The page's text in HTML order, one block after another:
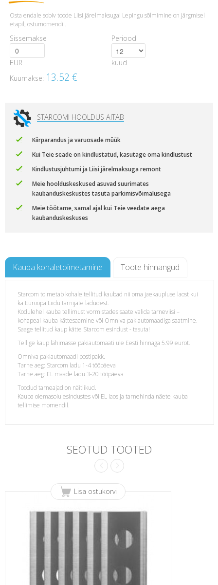
Osta endale sobiv toode Liisi järelmaksuga! Lepingu sõlmimine on järgmisel
etapil, ostumomendil.
Sissemakse
EUR
Periood
kuud
Kuumakse: 13.52 €
STARCOMI HOOLDUS AITAB
Kiirparandus ja varuosade müük
Kui Teie seade on kindlustatud, kasutage oma kindlustust
Kindlustusjuhtumi ja Liisi järelmaksuga remont
Meie hoolduskeskused asuvad suurimates
kaubanduskeskustes tasuta parkimisvõimalusega
Meie töötame, samal ajal kui Teie veedate aega
kaubanduskeskuses
Kauba kohaletoimetamine Toote hinnangud
Starcom toimetab kohale tellitud kaubad nii oma jaekaupluse laost kui
ka Euroopa Liidu tarnijate ladudest.
Kodulehel kauba tellimust vormistades saate valida tarneviisi –
kohapeal kauba kättesaamine või Omniva pakiautomaadiga saatmine.
Saage tellitud kaup kätte Starcom esindust - tasuta!
Tellige kaup lähimasse pakiautomaati üle Eesti hinnaga 5.99 eurot.
Omniva pakiautomaadi postipakk.
Tarne aeg: Starcom ladu 1-4 tööpäeva
Tarne aeg: EL maade ladu 3-20 tööpäeva
Toodud tarneajad on näitlikud.
Kauba olemasolu esindustes või EL laos ja tarnehinda näete kauba
tellimise momendil.
SEOTUD TOOTED
Lisa ostukorvi